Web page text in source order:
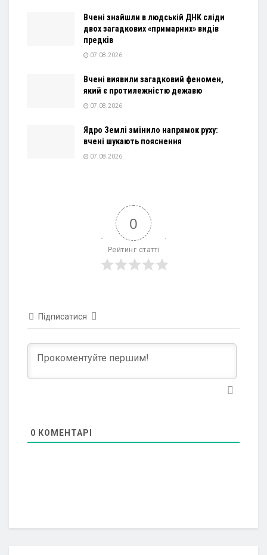
Вчені знайшли в людській ДНК сліди
двох загадкових «примарних» видів
предків
07.08.2026
Вчені виявили загадковий феномен,
який є протилежністю дежавю
07.08.2026
Ядро Землі змінило напрямок руху:
вчені шукають пояснення
07.08.2026
0
Рейтинг статті
Підписатися
0 КОМЕНТАРІ